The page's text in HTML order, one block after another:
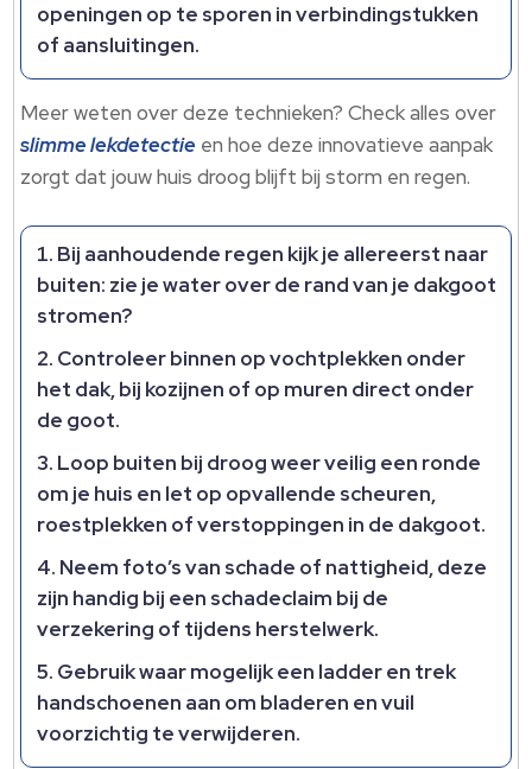
openingen op te sporen in verbindingstukken
of aansluitingen.
Meer weten over deze technieken? Check alles over
slimme lekdetectie en hoe deze innovatieve aanpak
zorgt dat jouw huis droog blijft bij storm en regen.
Bij aanhoudende regen kijk je allereerst naar
buiten: zie je water over de rand van je dakgoot
stromen?
Controleer binnen op vochtplekken onder
het dak, bij kozijnen of op muren direct onder
de goot.
Loop buiten bij droog weer veilig een ronde
om je huis en let op opvallende scheuren,
roestplekken of verstoppingen in de dakgoot.
Neem foto’s van schade of nattigheid, deze
zijn handig bij een schadeclaim bij de
verzekering of tijdens herstelwerk.
Gebruik waar mogelijk een ladder en trek
handschoenen aan om bladeren en vuil
voorzichtig te verwijderen.